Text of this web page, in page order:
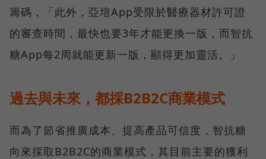
籌碼，「此外，亞培App受限於醫療器材許可證
的審查時間，最快也要3年才能更換一版，而智抗
糖App每2周就能更新一版，顯得更加靈活。」
過去與未來，都採B2B2C商業模式
而為了節省推廣成本、提高產品可信度，智抗糖
向來採取B2B2C的商業模式，其目前主要的獲利